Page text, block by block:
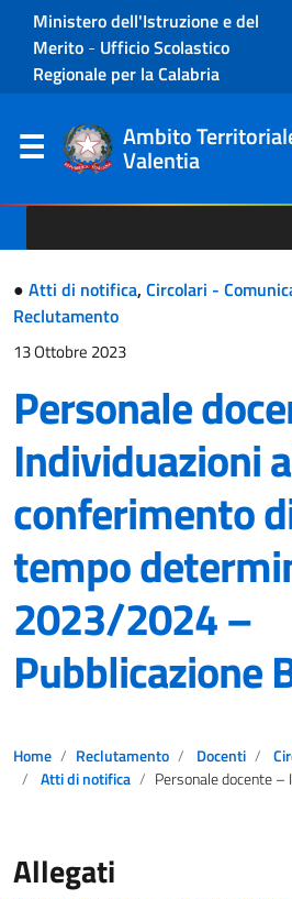
Ministero dell'Istruzione e del
Merito - Ufficio Scolastico
Regionale per la Calabria
Ambito
Valentia
● Atti di notifica, Circolari -
Reclutamento
13 Ottobre 2023
Personale
Individuazioni
conferimento
tempo
2023/2024 –
Pubblicazione
Home Reclutamento Docenti
Atti di notifica
Personale docente – Individuazioni ai fini del conferimento di incarico a tempo determinato – a.s.
Allegati